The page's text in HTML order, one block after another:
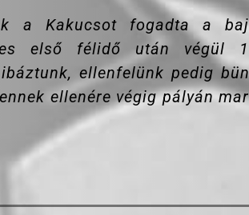
a Kakucsot fogadta a
es első félidő után végül
ellenfelünk pedig
ellenére végig pályán